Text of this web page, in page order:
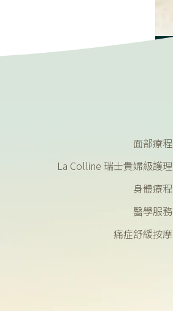
面部療程
La Colline 瑞士貴婦級護理
身體療程
醫學服務
痛症舒緩按摩